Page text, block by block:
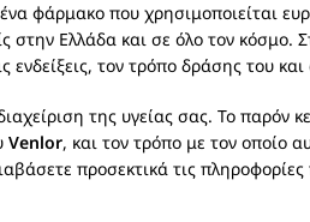
φάρμακο που χρησιμοποιείται
στην Ελλάδα και σε όλο τον κόσμο.
τον τρόπο δράσης του και
της υγείας σας. Το παρόν
Venlor, και τον τρόπο με τον οποίο
προσεκτικά τις